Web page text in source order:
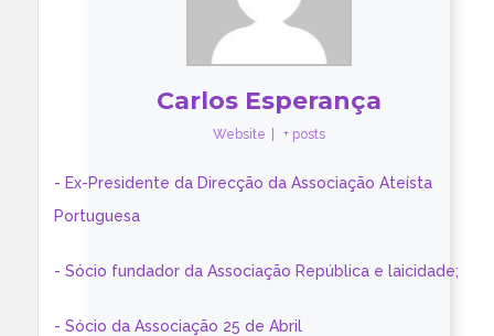
Carlos Esperança
Website + posts
- Ex-Presidente da Direcção da Associação Ateísta
Portuguesa
- Sócio fundador da Associação República e laicidade;
- Sócio da Associação 25 de Abril